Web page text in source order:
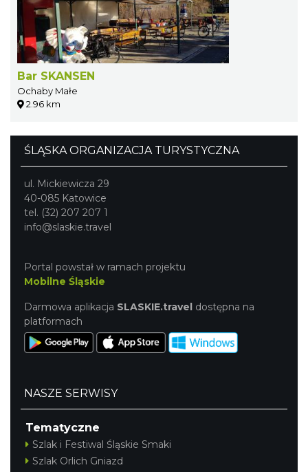
Bar SKANSEN
Ochaby Małe
2.96 km
ŚLĄSKA ORGANIZACJA TURYSTYCZNA
ul. Mickiewicza 29
40-085 Katowice
tel. (32) 207 207 1
info@slaskie.travel
Portal powstał w ramach projektu
Mobilne Śląskie
Darmowa aplikacja SLASKIE.travel dostępna na
platformach
NASZE SERWISY
Tematyczne
Szlak i Festiwal Śląskie Smaki
Szlak Orlich Gniazd